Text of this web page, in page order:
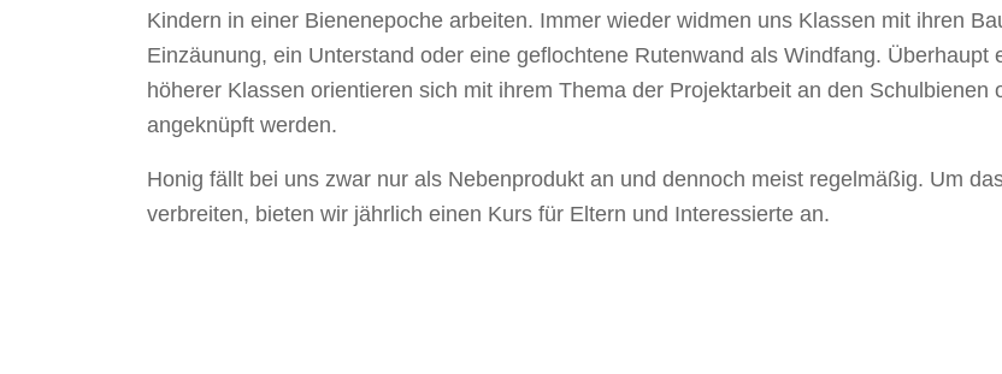
Kindern in einer Bienenepoche arbeiten. Immer wieder widmen uns Klassen mit ihren
Einzäunung, ein Unterstand oder eine geflochtene Rutenwand als Windfang.
höherer Klassen orientieren sich mit ihrem Thema der Projektarbeit an den
angeknüpft werden.
Honig fällt bei uns zwar nur als Nebenprodukt an und dennoch meist regelmäßig. Um
verbreiten, bieten wir jährlich einen Kurs für Eltern und Interessierte an.